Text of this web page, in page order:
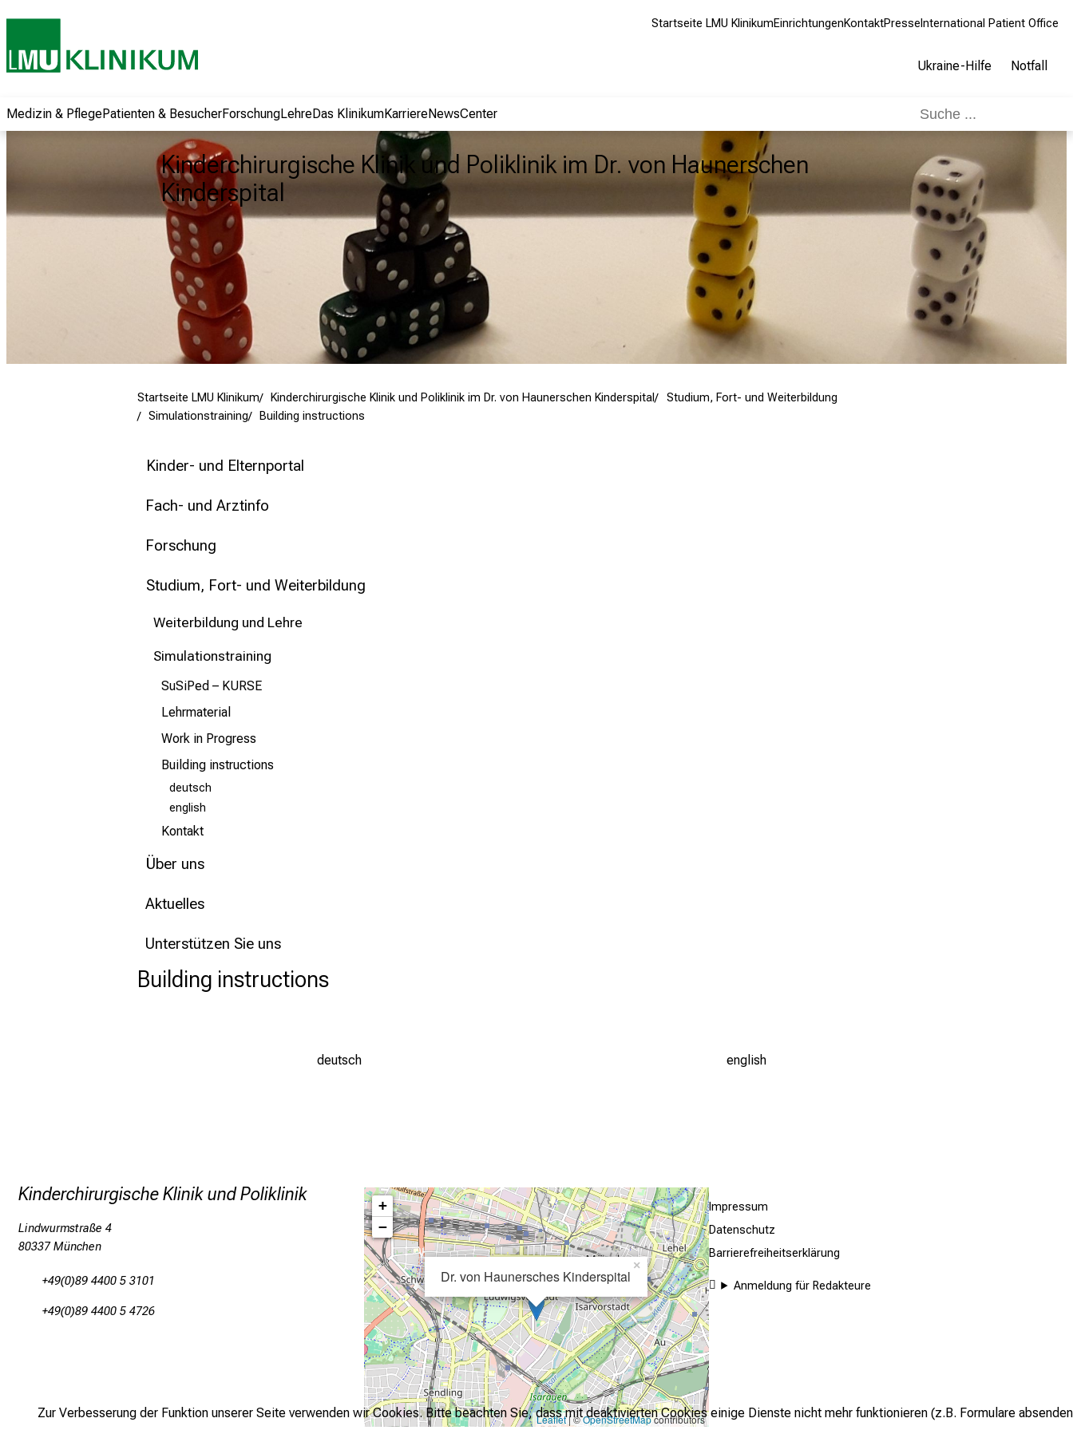
Zur Verbesserung der Funktion unserer Seite verwenden wir Cookies. Bitte beachten Sie, dass mit deaktivierten Cookies einige Dienste nicht mehr funktionieren (z.B. Formulare
Startseite LMU KlinikumEinrichtungenKontaktPresse International Patient Office
Ukraine-Hilfe Notfall
Medizin & PflegePatienten & BesucherForschungLehreDas KlinikumKarriereNewsCenter
Kinderchirurgische Klinik und Poliklinik im Dr. von Haunerschen
Kinderspital
Startseite LMU Klinikum Kinderchirurgische Klinik und Poliklinik im Dr. von Haunerschen Kinderspital
Studium, Fort- und Weiterbildung
Simulationstraining
Building instructions
Kinder- und Elternportal
Fach- und Arztinfo
Forschung
Studium, Fort- und Weiterbildung
Weiterbildung und Lehre
Simulationstraining
SuSiPed – KURSE
Lehrmaterial
Work in Progress
Building instructions
deutsch
english
Kontakt
Über uns
Aktuelles
Unterstützen Sie uns
Building instructions
deutsch english
Informationen zu
Jobs, Ausbildungen
Weiterbildungen.
Kommen Sie
lassen Sie sich von
Pflegewissenschaft
mehr Informationen
Kinderchirurgische Klinik und Poliklinik
Lindwurmstraße 4
80337 München
+49(0)89 4400 5 3101
+49(0)89 4400 5 4726
Dr. von Haunersches Kinderspital
×
+
−
Leaflet| ©OpenStreetMapcontributors
Impressum
Datenschutz
Barrierefreiheitserklärung
Anmeldung für Redakteure